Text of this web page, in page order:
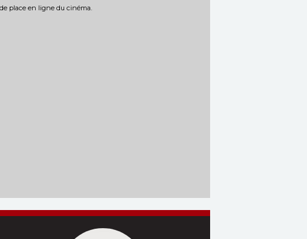
place en ligne du cinéma.